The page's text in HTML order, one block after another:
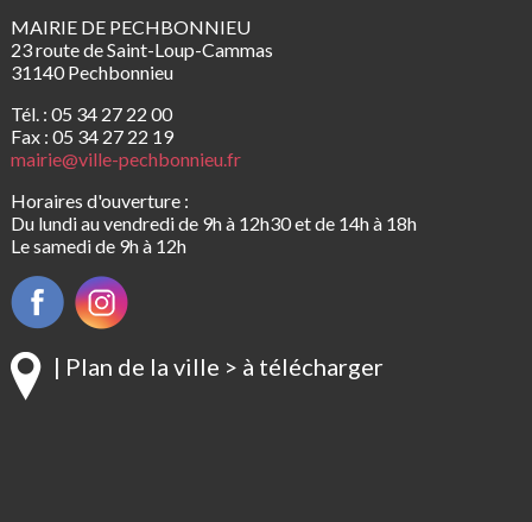
MAIRIE DE PECHBONNIEU
23 route de Saint-Loup-Cammas
31140 Pechbonnieu
Tél. : 05 34 27 22 00
Fax : 05 34 27 22 19
mairie@ville-pechbonnieu.fr
Horaires d'ouverture :
Du lundi au vendredi de 9h à 12h30 et de 14h à 18h
Le samedi de 9h à 12h
| Plan de la ville > à télécharger